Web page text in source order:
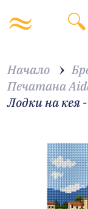
Начало
Печатана
Лодки на кея